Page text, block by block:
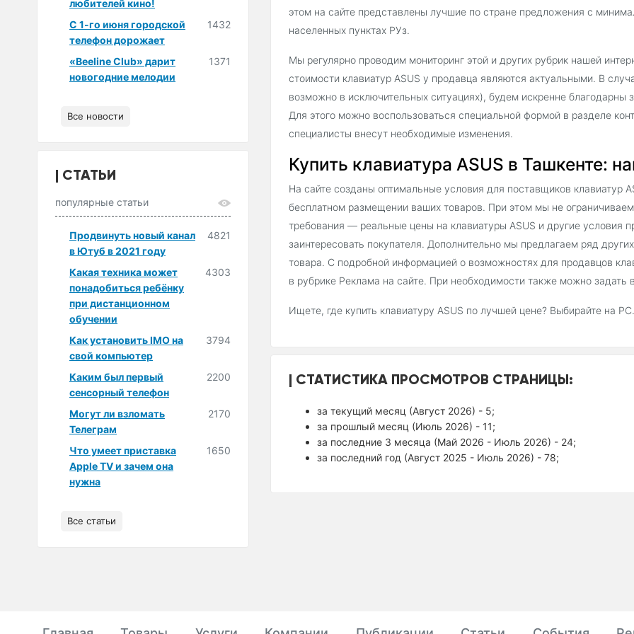
этом на сайте представлены лучшие по стране предложения с
населенных пунктах РУз.
Мы регулярно проводим мониторинг этой и других рубрик нашей
стоимости клавиатур ASUS у продавца являются актуальными. В
возможно в исключительных ситуациях), будем искренне
Для этого можно воспользоваться специальной формой в разделе
специалисты внесут необходимые изменения.
Купить клавиатура ASUS в Ташкенте:
На сайте созданы оптимальные условия для поставщиков клавиатур
бесплатном размещении ваших товаров. При этом мы не
требования — реальные цены на клавиатуры ASUS и другие условия
заинтересовать покупателя. Дополнительно мы предлагаем ряд
товара. С подробной информацией о возможностях для продавцов
в рубрике Реклама на сайте. При необходимости также можно задать
Ищете, где купить клавиатуру ASUS по лучшей цене? Выбирайте на
СТАТИСТИКА ПРОСМОТРОВ СТРАНИЦЫ:
за текущий месяц (Август 2026) - 5;
за прошлый месяц (Июль 2026) - 11;
за последние 3 месяца (Май 2026 - Июль 2026) - 24;
за последний год (Август 2025 - Июль 2026) - 78;
любителей кино!
С 1-го июня городской
телефон дорожает
1432
«Beeline Club» дарит
новогодние мелодии
1371
Все новости
СТАТЬИ
популярные статьи
Продвинуть новый канал
в Ютуб в 2021 году
4821
Какая техника может
понадобиться ребёнку
при дистанционном
обучении
4303
Как установить IMO на
свой компьютер
3794
Каким был первый
сенсорный телефон
2200
Могут ли взломать
Телеграм
2170
Что умеет приставка
Apple TV и зачем она
нужна
1650
Все статьи